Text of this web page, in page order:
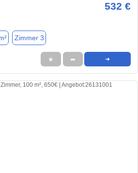
532 €
Zimmer 3
★ ➦ ➜